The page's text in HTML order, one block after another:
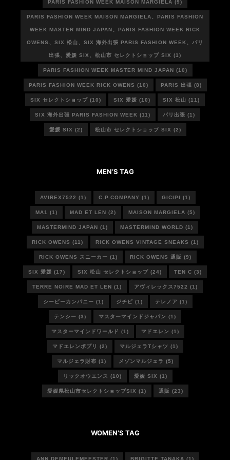
PARIS FASHION WEEK MAISON MARGIELA (9)
PARIS FASHION WEEK MAISON MARGIELA、PARIS FASHION
WEEK MASTER MIND JAPAN、PARIS FASHION WEEK RICK
OWENS、SIX 松山、SIX 海外出張 PARIS FASHION WEEK、パリ
出張、愛媛 SIX、松山市 セレクトショップ SIX (1)
PARIS FASHION WEEK MASTER MIND JAPAN (10)
PARIS FASHION WEEK RICK OWENS (10) PARIS 出張 (8)
SIX セレクトショップ (10) SIX 愛媛 (10) SIX 松山 (11)
SIX 海外出張 PARIS FASHION WEEK (11) パリ出張 (1)
愛媛 SIX (2) 松山市 セレクトショップ SIX (2)
MEN’S TAG
AVIREX7522 (1) C.P.COMPANY (1) GICIPI (1)
MA1 (1) MAD ET LEN (2) MAISON MARGIELA (5)
MASTERMIND JAPAN (1) MASTERMIND WORLD (1)
RICK OWENS (11) RICK OWENS VINTAGE SNEAKS (1)
RICK OWENS スニーカー (1) RICK OWENS 通販 (9)
SIX 愛媛 (17) SIX 松山 セレクトショップ (24) TEN C (3)
TERRE NOIRE MAD ET LEN (1) アヴィレックス7522 (1)
シーピーカンパニー (1) ジチピ (1) テレノア (1)
テンシー (3) マスターマインドジャパン (1)
マスターマインドワールド (1) マドエレン (1)
マドエレンポプリ (2) マルジェラTシャツ (1)
マルジェラ財布 (1) メゾンマルジェラ (5)
リックオウエンス (10) 愛媛 SIX (1)
愛媛県松山市セレクトショップSIX (1) 通販 (23)
WOMEN’S TAG
ANN DEMEULEMEESTER (1) BRIGITTE TANAKA (1)